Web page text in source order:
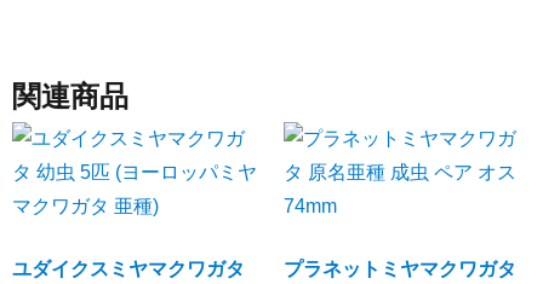
関連商品
ユダイクスミヤマクワガタ
プラネットミヤマクワガタ